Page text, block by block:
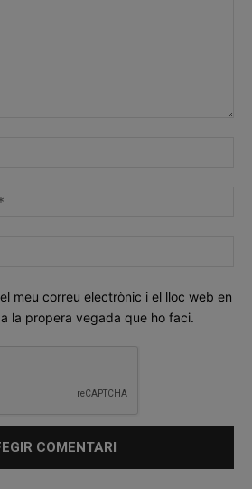
meu correu electrònic i el lloc web en
la propera vegada que ho faci.